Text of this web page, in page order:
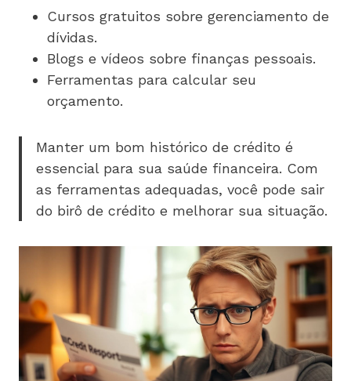
Cursos gratuitos sobre gerenciamento de
dívidas.
Blogs e vídeos sobre finanças pessoais.
Ferramentas para calcular seu
orçamento.
Manter um bom histórico de crédito é
essencial para sua saúde financeira. Com
as ferramentas adequadas, você pode sair
do birô de crédito e melhorar sua situação.